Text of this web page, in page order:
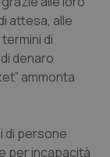
attesa, alle
di
denaro
ammonta
di persone
per incapacità